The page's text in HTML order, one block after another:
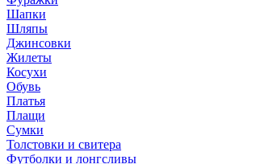
Шапки
Шляпы
Джинсовки
Жилеты
Косухи
Обувь
Платья
Плащи
Сумки
Толстовки и свитера
Футболки и лонгсливы